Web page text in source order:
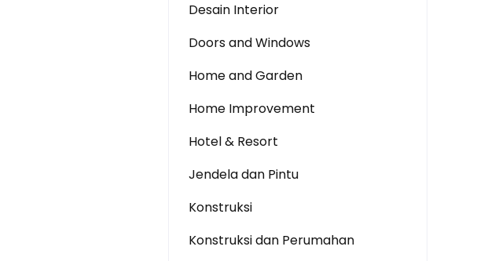
Desain Interior
Doors and Windows
Home and Garden
Home Improvement
Hotel & Resort
Jendela dan Pintu
Konstruksi
Konstruksi dan Perumahan